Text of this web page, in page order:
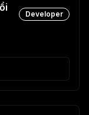
Developer